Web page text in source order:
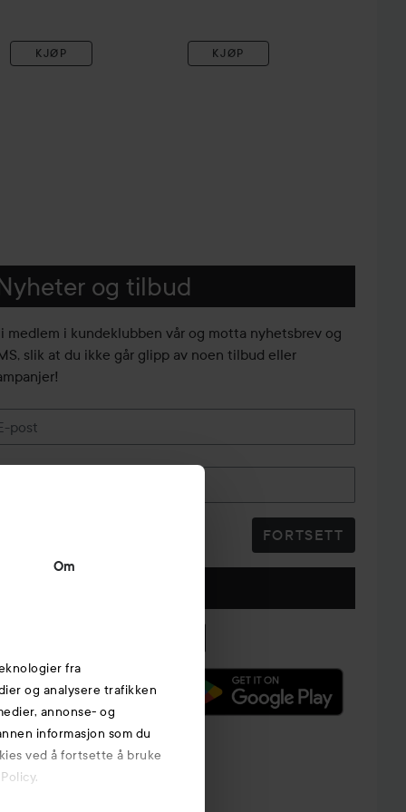
Om
fra
og analysere trafikken
annonse- og
informasjon som du
ved å fortsette å bruke
KJØP KJØP
og tilbud
medlem i kundeklubben vår og motta nyhetsbrev og
slik at du ikke går glipp av noen tilbud eller
post
FORTSETT